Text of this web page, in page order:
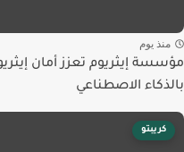
يوم
إيثريوم تعزز أمان إيثريوم
الاصطناعي
كريبتو